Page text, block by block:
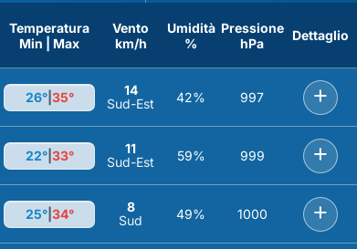
Temperatura
Min | Max
Vento
km/h
Umidità
%
Pressione
hPa
Dettaglio
26°| 35°
14
Sud-Est
42% 997 +
22°| 33°
11
Sud-Est
59% 999 +
25°| 34°
8
Sud
49% 1000 +